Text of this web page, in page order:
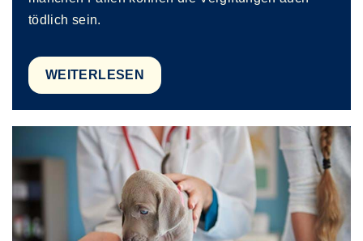
tödlich sein.
WEITERLESEN